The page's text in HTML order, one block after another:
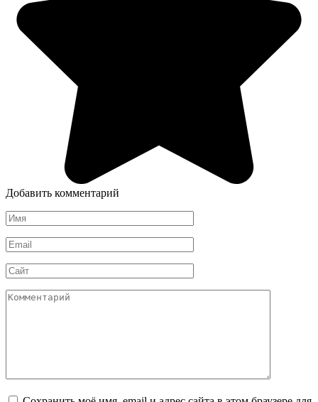
Добавить комментарий
Имя
*
Email
*
Сайт
Комментарий